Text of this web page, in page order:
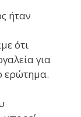
ήταν
ότι
για
ερώτημα.